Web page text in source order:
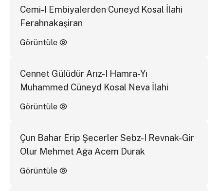
Cemi-I Embiyalerden Cuneyd Kosal İlahi
Ferahnakaşiran
Görüntüle
Cennet Gülüdür Arız-I Hamra-Yı
Muhammed Cüneyd Kosal Neva İlahi
Görüntüle
Çun Bahar Erip Şecerler Sebz-I Revnak-Gir
Olur Mehmet Ağa Acem Durak
Görüntüle